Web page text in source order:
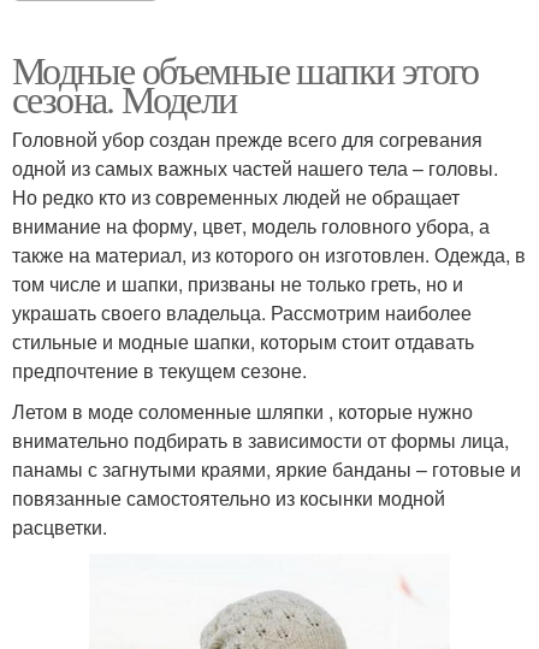
Шапка из толстых Ажурная шапка
Красивая шапка Шапка из пряжи
Шапки с отворотом Шапка со жгутами
Узоры для шапки Узоры для шапок
Шапка с аранами
Модные объемные шапки этого
сезона. Модели
Головной убор создан прежде всего для согревания
одной из самых важных частей нашего тела – головы.
Но редко кто из современных людей не обращает
внимание на форму, цвет, модель головного убора, а
также на материал, из которого он изготовлен. Одежда, в
том числе и шапки, призваны не только греть, но и
украшать своего владельца. Рассмотрим наиболее
стильные и модные шапки, которым стоит отдавать
предпочтение в текущем сезоне.
Летом в моде соломенные шляпки , которые нужно
внимательно подбирать в зависимости от формы лица,
панамы с загнутыми краями, яркие банданы – готовые и
повязанные самостоятельно из косынки модной
расцветки.